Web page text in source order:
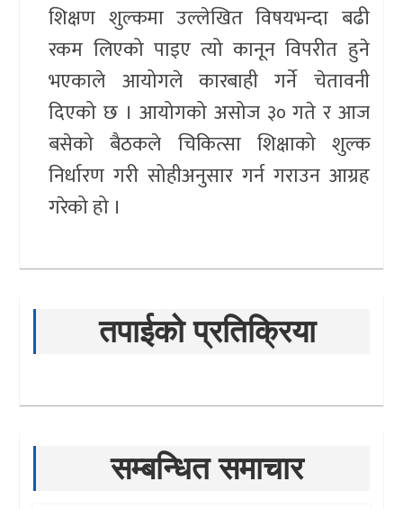
शिक्षण शुल्कमा उल्लेखित विषयभन्दा बढी
रकम लिएको पाइए त्यो कानून विपरीत हुने
भएकाले आयोगले कारबाही गर्ने चेतावनी
दिएको छ । आयोगको असोज ३० गते र आज
बसेको बैठकले चिकित्सा शिक्षाको शुल्क
निर्धारण गरी सोहीअनुसार गर्न गराउन आग्रह
गरेको हो ।
तपाईको प्रतिक्रिया
सम्बन्धित समाचार